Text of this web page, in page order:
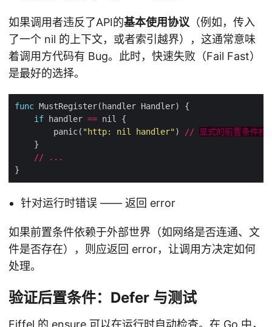
如果调用者违反了API的基本使用协议 （例如，传入
了一个 nil 的上下文，或者索引越界），这通常意味
着调用方代码有 Bug。此时，快速失败（Fail Fast）
是最好的选择。
func
if handler ==
        panic(
"http: nil handler") //
显式的前置条件检
//
...
针对运行时错误 —— 返回 error
如果前置条件依赖于外部世界（如网络是否连通、文
件是否存在），则应返回 error，让调用方决定如何
处理。
验证后置条件：Defer 与测试
Eiffel 的 ensure 可以在运行时自动检查。在 Go 中，